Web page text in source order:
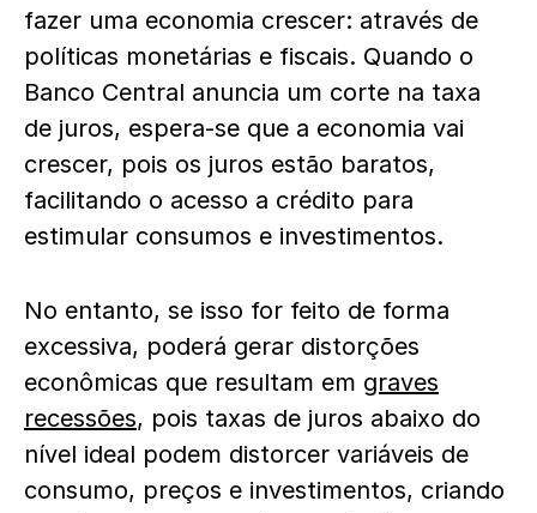
fazer uma economia crescer: através de
políticas monetárias e fiscais. Quando o
Banco Central anuncia um corte na taxa
de juros, espera-se que a economia vai
crescer, pois os juros estão baratos,
facilitando o acesso a crédito para
estimular consumos e investimentos.
No entanto, se isso for feito de forma
excessiva, poderá gerar distorções
econômicas que resultam em graves
recessões, pois taxas de juros abaixo do
nível ideal podem distorcer variáveis de
consumo, preços e investimentos, criando